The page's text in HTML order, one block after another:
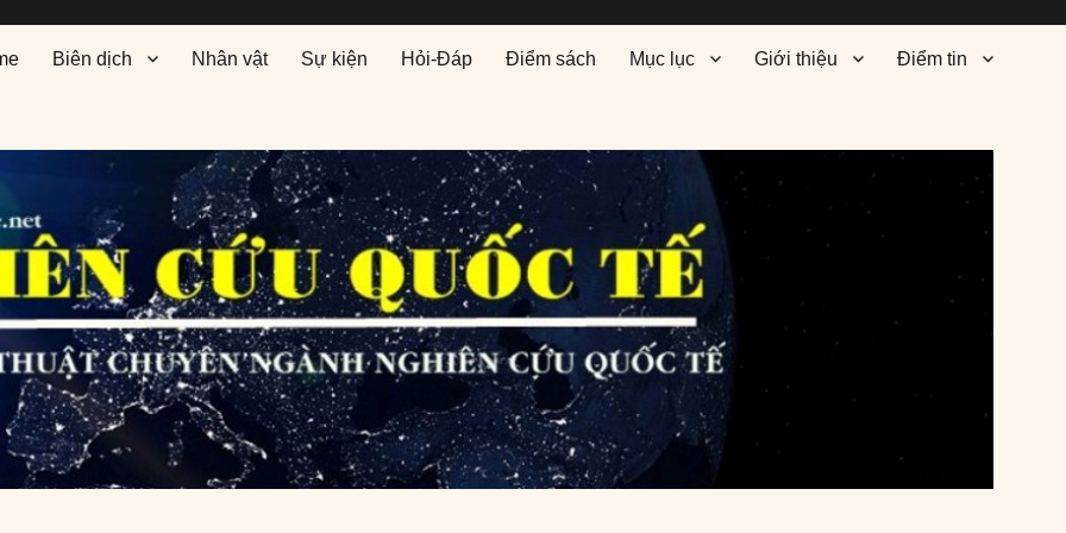
Biên dịch Nhân vật Sự kiện Hỏi-Đáp Điểm sách Mục lục Giới thiệu Điểm tin